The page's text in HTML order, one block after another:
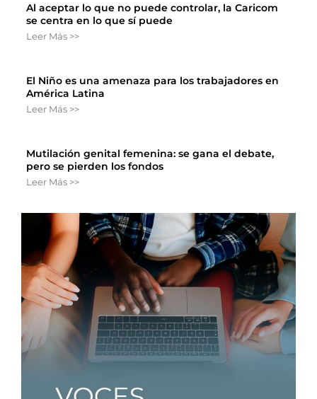
Al aceptar lo que no puede controlar, la Caricom
se centra en lo que sí puede
Leer Más >>
El Niño es una amenaza para los trabajadores en
América Latina
Leer Más >>
Mutilación genital femenina: se gana el debate,
pero se pierden los fondos
Leer Más >>